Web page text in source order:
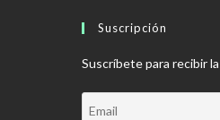
Suscripción
Suscríbete para recibir